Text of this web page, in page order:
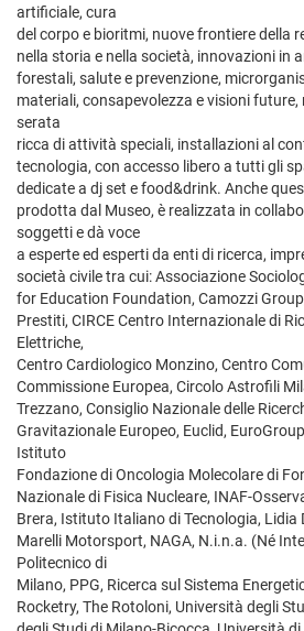
artificiale, cura
del corpo e bioritmi, nuove frontiere della
nella storia e nella società, innovazioni in
forestali, salute e prevenzione,
materiali, consapevolezza e visioni
serata
ricca di attività speciali, installazioni al
tecnologia, con accesso libero a tutti gli
dedicate a dj set e food&drink. Anche
prodotta dal Museo, è realizzata in
soggetti e dà voce
a esperte ed esperti da enti di ricerca,
società civile tra cui: Associazione
for Education Foundation, Camozzi
Prestiti, CIRCE Centro Internazionale di
Elettriche,
Centro Cardiologico Monzino, Centro
Commissione Europea, Circolo Astrofili
Trezzano, Consiglio Nazionale delle
Gravitazionale Europeo, Euclid,
Istituto
Fondazione di Oncologia Molecolare di
Nazionale di Fisica Nucleare, INAF-
Brera, Istituto Italiano di Tecnologia, Lidia
Marelli Motorsport, NAGA, N.i.n.a. (Né
Politecnico di
Milano, PPG, Ricerca sul Sistema
Rocketry, The Rotoloni, Università degli